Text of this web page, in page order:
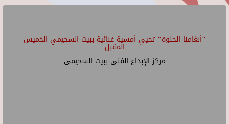
"أنغامنا الحلوة" تحيي أمسية غنائية ببيت السحيمي الخميس
المقبل
مركز الإبداع الفنى ببيت السحيمى